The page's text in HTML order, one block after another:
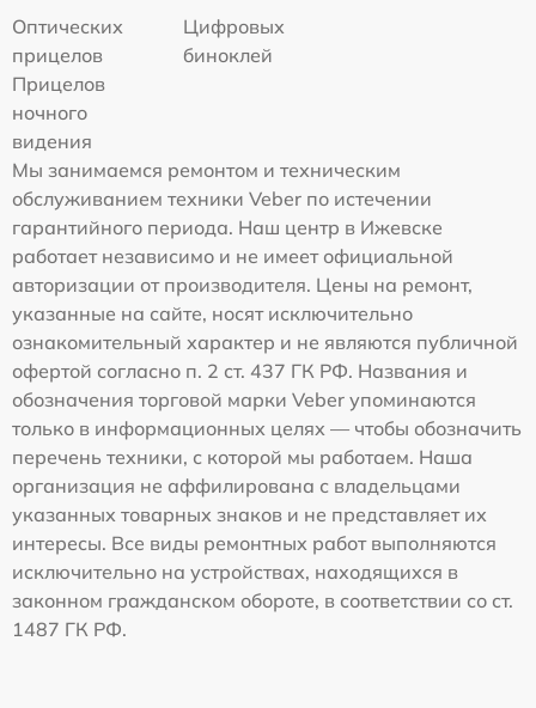
Оптических
прицелов
Цифровых
биноклей
Прицелов
ночного
видения
Мы занимаемся ремонтом и техническим
обслуживанием техники Veber по истечении
гарантийного периода. Наш центр в Ижевске
работает независимо и не имеет официальной
авторизации от производителя. Цены на ремонт,
указанные на сайте, носят исключительно
ознакомительный характер и не являются публичной
офертой согласно п. 2 ст. 437 ГК РФ. Названия и
обозначения торговой марки Veber упоминаются
только в информационных целях — чтобы обозначить
перечень техники, с которой мы работаем. Наша
организация не аффилирована с владельцами
указанных товарных знаков и не представляет их
интересы. Все виды ремонтных работ выполняются
исключительно на устройствах, находящихся в
законном гражданском обороте, в соответствии со ст.
1487 ГК РФ.